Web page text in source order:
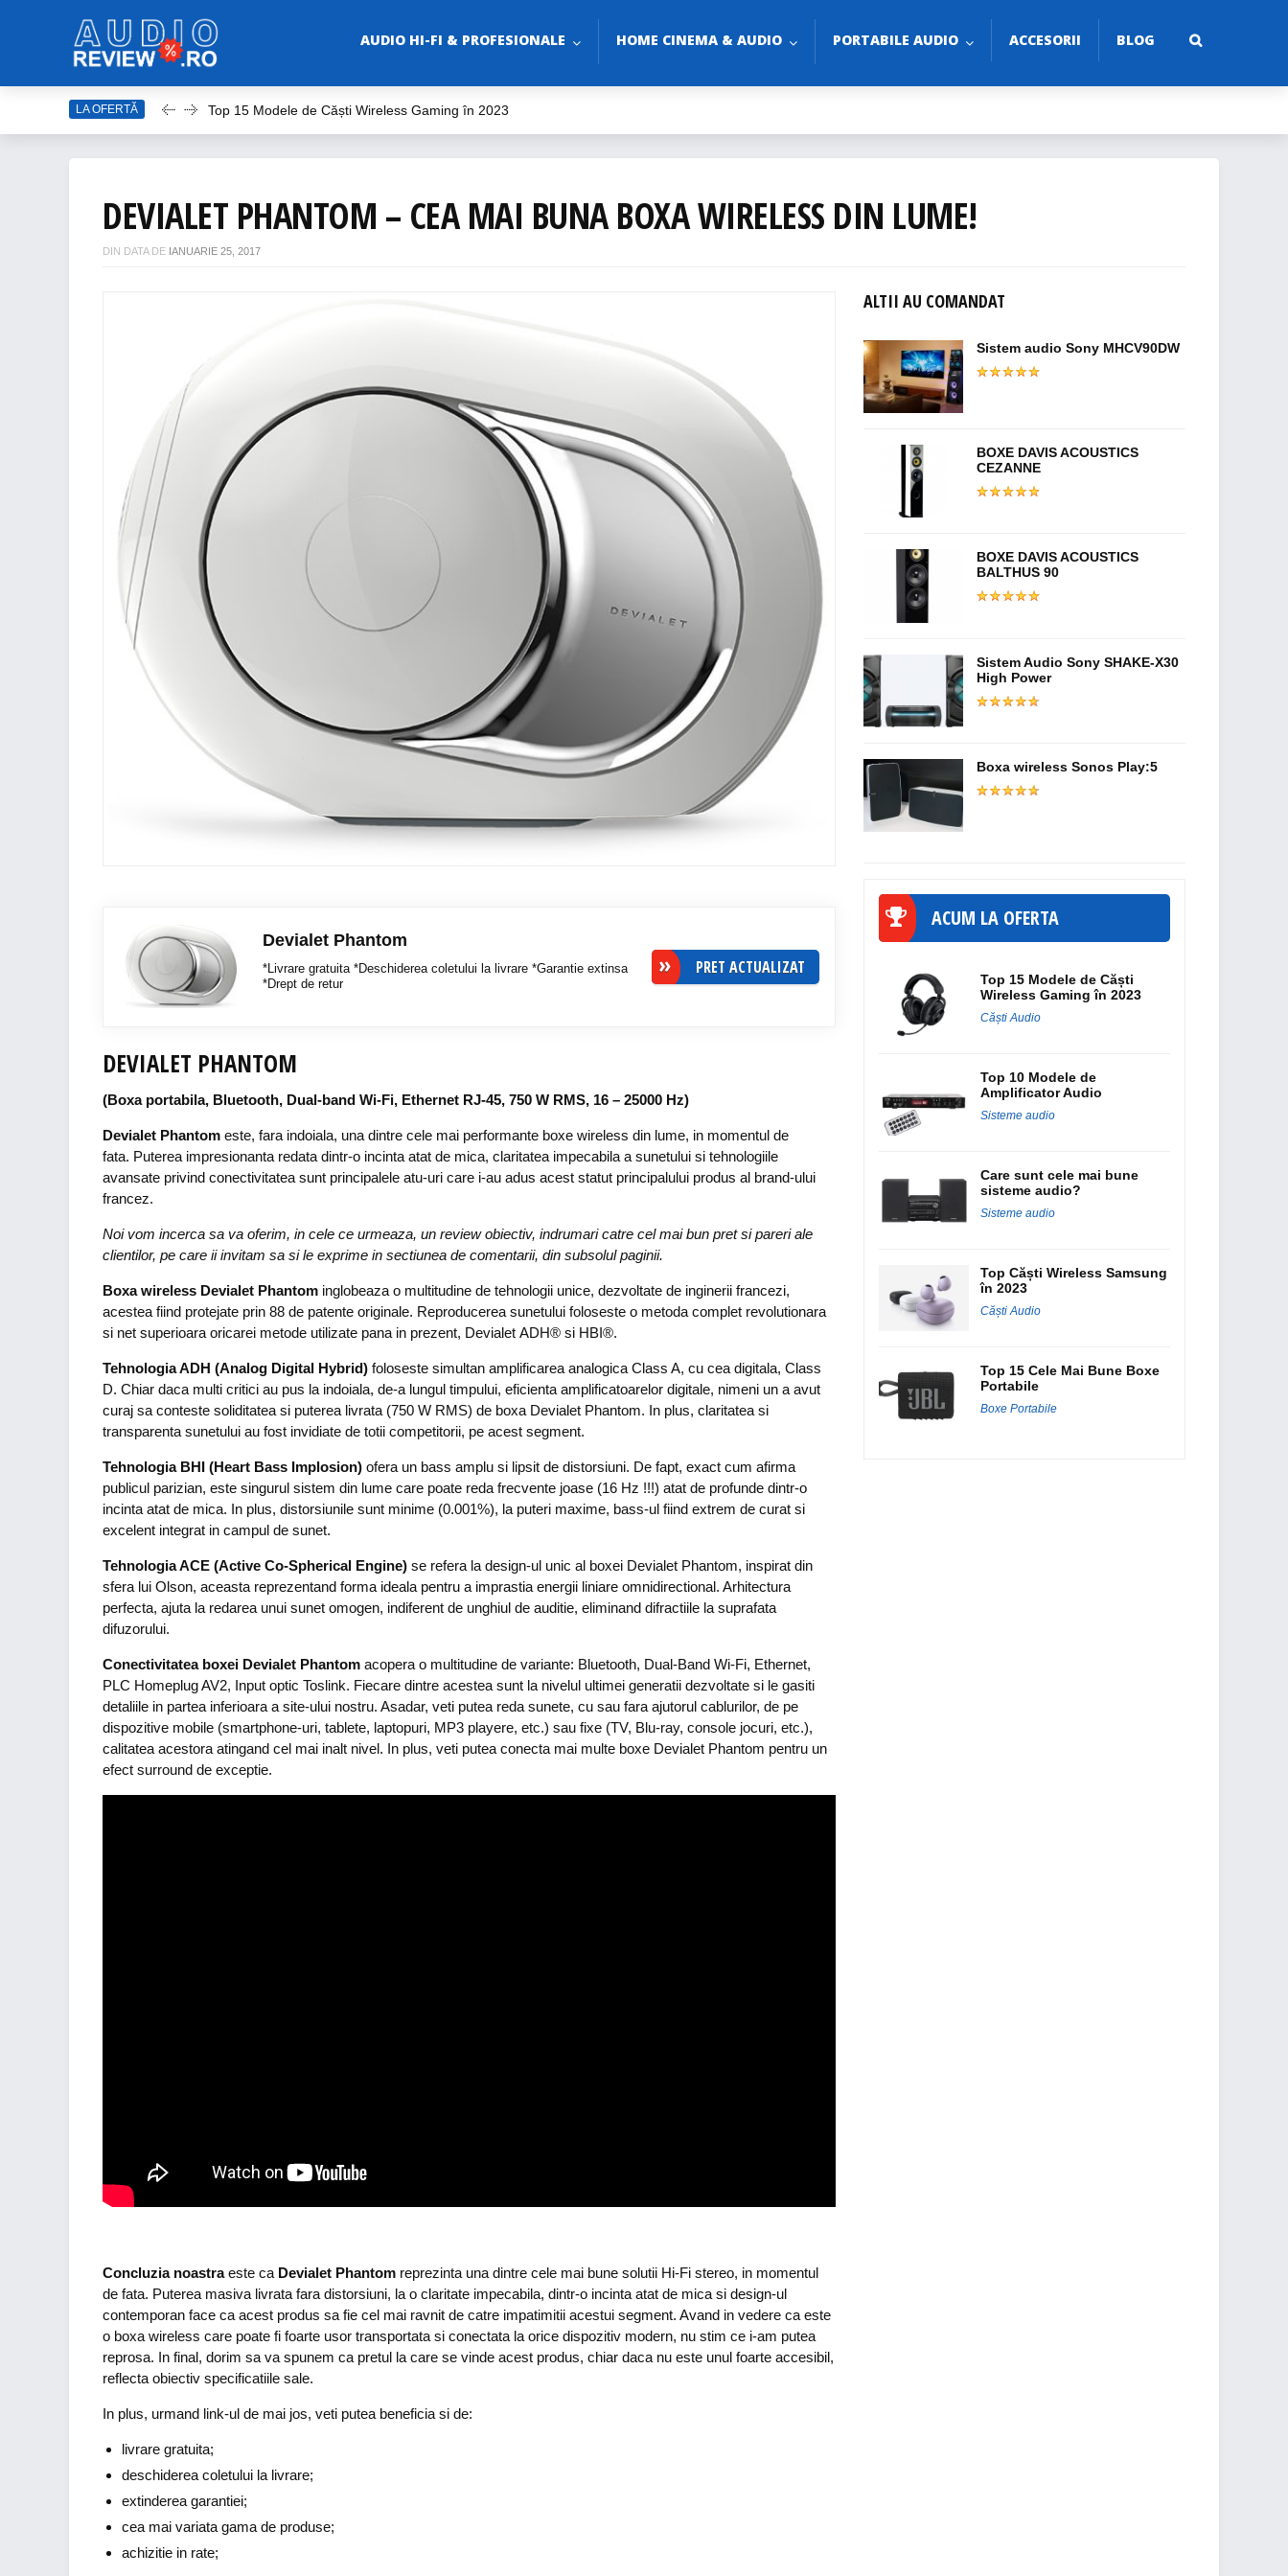
AUDIO HI-FI & PROFESIONALE HOME CINEMA & AUDIO PORTABILE AUDIO ACCESORII BLOG
LA OFERTĂ
Top 15 Modele de Căști Wireless Gaming în 2023
Top 10 Modele de Amplificator Audio
Top 15 Cele Mai Bune Boxe Portabile
DEVIALET PHANTOM – CEA MAI BUNA BOXA WIRELESS DIN LUME!
DIN DATA DE IANUARIE 25, 2017
Devialet Phantom
*Livrare gratuita *Deschiderea coletului la livrare *Garantie extinsa
*Drept de retur
PRET ACTUALIZAT
DEVIALET PHANTOM
(Boxa portabila, Bluetooth, Dual-band Wi-Fi, Ethernet RJ-45, 750 W RMS, 16 – 25000 Hz)
Devialet Phantom este, fara indoiala, una dintre cele mai performante boxe wireless din lume, in momentul de
fata. Puterea impresionanta redata dintr-o incinta atat de mica, claritatea impecabila a sunetului si tehnologiile
avansate privind conectivitatea sunt principalele atu-uri care i-au adus acest statut principalului produs al brand-ului
francez.
Noi vom incerca sa va oferim, in cele ce urmeaza, un review obiectiv, indrumari catre cel mai bun pret si pareri ale
clientilor, pe care ii invitam sa si le exprime in sectiunea de comentarii, din subsolul paginii.
Boxa wireless Devialet Phantom inglobeaza o multitudine de tehnologii unice, dezvoltate de inginerii francezi,
acestea fiind protejate prin 88 de patente originale. Reproducerea sunetului foloseste o metoda complet revolutionara
si net superioara oricarei metode utilizate pana in prezent, Devialet ADH® si HBI®.
Tehnologia ADH (Analog Digital Hybrid) foloseste simultan amplificarea analogica Class A, cu cea digitala, Class
D. Chiar daca multi critici au pus la indoiala, de-a lungul timpului, eficienta amplificatoarelor digitale, nimeni un a avut
curaj sa conteste soliditatea si puterea livrata (750 W RMS) de boxa Devialet Phantom. In plus, claritatea si
transparenta sunetului au fost invidiate de totii competitorii, pe acest segment.
Tehnologia BHI (Heart Bass Implosion) ofera un bass amplu si lipsit de distorsiuni. De fapt, exact cum afirma
publicul parizian, este singurul sistem din lume care poate reda frecvente joase (16 Hz !!!) atat de profunde dintr-o
incinta atat de mica. In plus, distorsiunile sunt minime (0.001%), la puteri maxime, bass-ul fiind extrem de curat si
excelent integrat in campul de sunet.
Tehnologia ACE (Active Co-Spherical Engine) se refera la design-ul unic al boxei Devialet Phantom, inspirat din
sfera lui Olson, aceasta reprezentand forma ideala pentru a imprastia energii liniare omnidirectional. Arhitectura
perfecta, ajuta la redarea unui sunet omogen, indiferent de unghiul de auditie, eliminand difractiile la suprafata
difuzorului.
Conectivitatea boxei Devialet Phantom acopera o multitudine de variante: Bluetooth, Dual-Band Wi-Fi, Ethernet,
PLC Homeplug AV2, Input optic Toslink. Fiecare dintre acestea sunt la nivelul ultimei generatii dezvoltate si le gasiti
detaliile in partea inferioara a site-ului nostru. Asadar, veti putea reda sunete, cu sau fara ajutorul cablurilor, de pe
dispozitive mobile (smartphone-uri, tablete, laptopuri, MP3 playere, etc.) sau fixe (TV, Blu-ray, console jocuri, etc.),
calitatea acestora atingand cel mai inalt nivel. In plus, veti putea conecta mai multe boxe Devialet Phantom pentru un
efect surround de exceptie.
Concluzia noastraeste ca Devialet Phantom reprezinta una dintre cele mai bune solutii Hi-Fi stereo, in momentul
de fata. Puterea masiva livrata fara distorsiuni, la o claritate impecabila, dintr-o incinta atat de mica si design-ul
contemporan face ca acest produs sa fie cel mai ravnit de catre impatimitii acestui segment. Avand in vedere ca este
o boxa wireless care poate fi foarte usor transportata si conectata la orice dispozitiv modern, nu stim ce i-am putea
reprosa. In final, dorim sa va spunem ca pretul la care se vinde acest produs, chiar daca nu este unul foarte accesibil,
reflecta obiectiv specificatiile sale.
In plus, urmand link-ul de mai jos, veti putea beneficia si de:
livrare gratuita;
deschiderea coletului la livrare;
extinderea garantiei;
cea mai variata gama de produse;
achizitie in rate;
ALTII AU COMANDAT
Sistem audio Sony MHCV90DW
BOXE DAVIS ACOUSTICS
CEZANNE
BOXE DAVIS ACOUSTICS
BALTHUS 90
Sistem Audio Sony SHAKE-X30
High Power
Boxa wireless Sonos Play:5
ACUM LA OFERTA
Top 15 Modele de Căști
Wireless Gaming în 2023
Căști Audio
Top 10 Modele de
Amplificator Audio
Sisteme audio
Care sunt cele mai bune
sisteme audio?
Sisteme audio
Top Căști Wireless Samsung
în 2023
Căști Audio
Top 15 Cele Mai Bune Boxe
Portabile
Boxe Portabile